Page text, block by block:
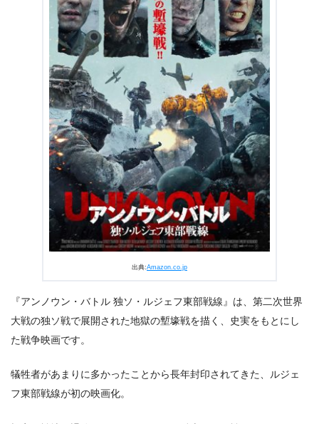
出典:U-NEXT
出典:Amazon.co.jp
『アンノウン・バトル 独ソ・ルジェフ東部戦線』は、第二次世界
大戦の独ソ戦で展開された地獄の塹壕戦を描く、史実をもとにし
た戦争映画です。
犠牲者があまりに多かったことから長年封印されてきた、ルジェ
フ東部戦線が初の映画化。